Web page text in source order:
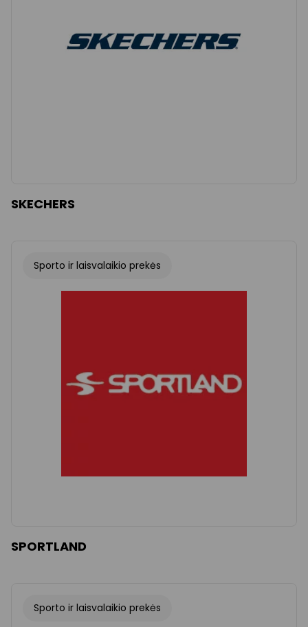
SKECHERS
Sporto ir laisvalaikio prekės
SPORTLAND
Sporto ir laisvalaikio prekės